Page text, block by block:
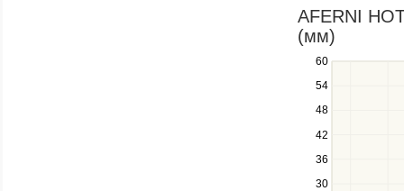
in
a
series.
AFERNI
(мм)
30
36
42
48
54
60
Use
the
and
down
to
navigate